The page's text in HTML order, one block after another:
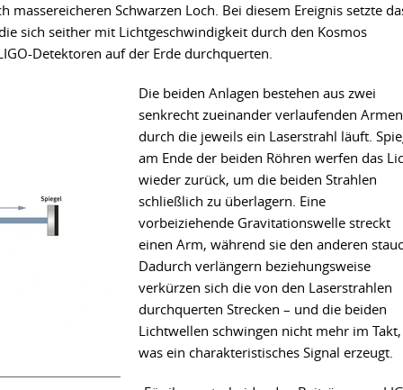
massereicheren Schwarzen Loch. Bei diesem Ereignis setzte
sich seither mit Lichtgeschwindigkeit durch den Kosmos
Detektoren auf der Erde durchquerten.
Die beiden Anlagen bestehen aus zwei
senkrecht zueinander verlaufenden
durch die jeweils ein Laserstrahl läuft.
am Ende der beiden Röhren werfen das
wieder zurück, um die beiden Strahlen
schließlich zu überlagern. Eine
vorbeiziehende Gravitationswelle streckt
einen Arm, während sie den anderen
Dadurch verlängern beziehungsweise
verkürzen sich die von den Laserstrahlen
durchquerten Strecken – und die beiden
Lichtwellen schwingen nicht mehr im Takt,
was ein charakteristisches Signal erzeugt.